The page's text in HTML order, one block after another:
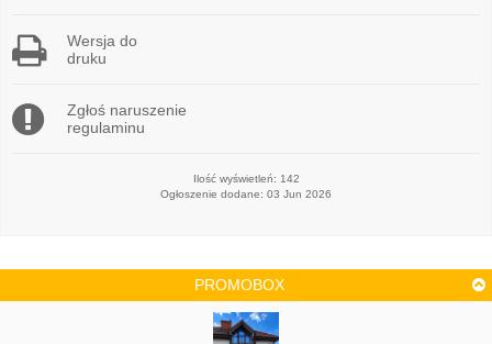
Wersja do
druku
Zgłoś naruszenie
regulaminu
Ilość wyświetleń: 142
Ogłoszenie dodane: 03 Jun 2026
PROMOBOX